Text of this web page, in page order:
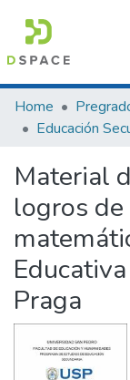
Communities &
All of DSpace
Statistics
Home
Educación
Material
logros
Praga